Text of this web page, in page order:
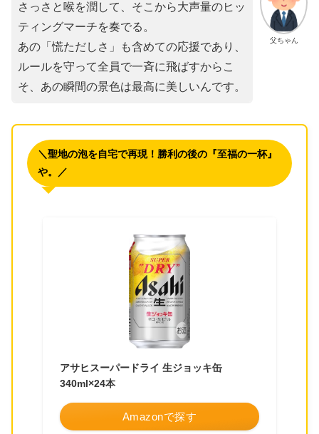
父ちゃん
さっさと喉を潤して、そこから大声量のヒッ
ティングマーチを奏でる。
あの「慌ただしさ」も含めての応援であり、
ルールを守って全員で一斉に飛ばすからこ
そ、あの瞬間の景色は最高に美しいんです。
＼聖地の泡を自宅で再現！勝利の後の『至福の一杯』
や。／
アサヒスーパードライ 生ジョッキ缶
340ml×24本
Amazonで探す